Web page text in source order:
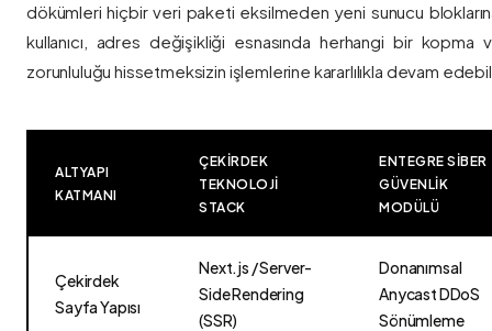
dökümleri hiçbir veri paketi eksilmeden yeni sunucu
kullanıcı, adres değişikliği esnasında herhangi bir
zorunluluğu hissetmeksizin işlemlerine kararlılıkla devam
ALTYAPI
KATMANI
ÇEKIRDEK
TEKNOLOJI
STACK
ENTEGRE SIBER
GÜVENLIK
MODÜLÜ
Çekirdek
Sayfa Yapısı
Next.js / Server-
Side Rendering
(SSR)
Donanımsal
Anycast DDoS
Sönümleme